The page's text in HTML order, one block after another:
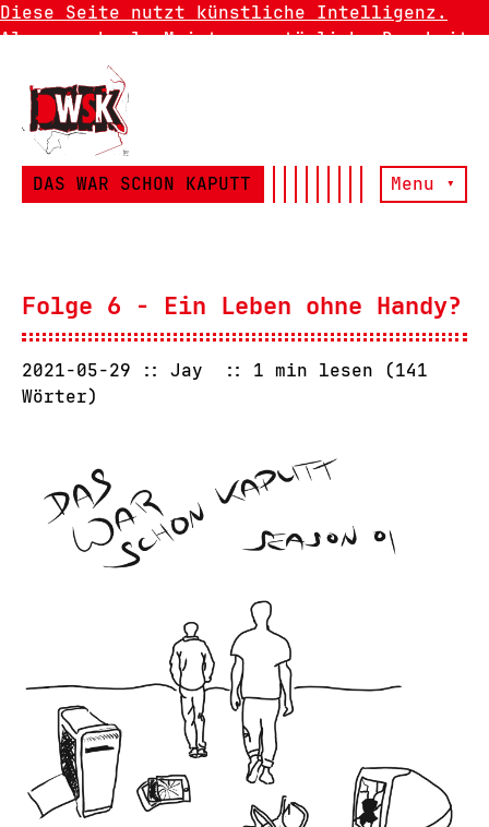
Diese Seite nutzt künstliche Intelligenz.
Also manchmal. Meistens natürliche Dummheit.
DAS WAR SCHON KAPUTT Menu ▾
Folge 6 - Ein Leben ohne Handy?
2021-05-29 Jay
1 min lesen (141
Wörter)